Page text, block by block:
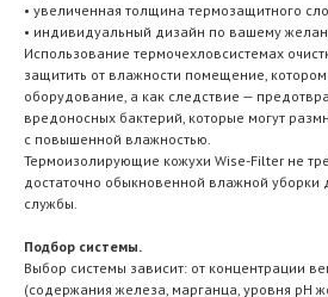
• увеличенная толщина термозащитного
• индивидуальный дизайн по вашему
Использование термочехловсистемах
защитить от влажности помещение,
оборудование, а как следствие —
вредоносных бактерий, которые могут
с повышенной влажностью.
Термоизолирующие кожухи Wise-Filter не
достаточно обыкновенной влажной уборки
службы.
Подбор системы.
Выбор системы зависит: от концентрации
(содержания железа, марганца, уровня рН